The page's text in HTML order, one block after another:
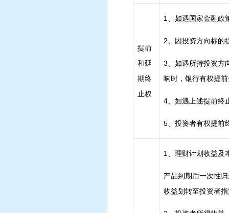
提前
和延
期终
止权
1、如遇国家金融政
2、因投资方向标的
3、如遇所持投资方
响时，银行有权提
4、如遇上述提前终
5、投资者
1、理财计划收益及
产品到期后一次性
收益划转至投资者